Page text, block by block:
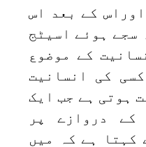
کے بعد اس
سجے ہوئے اسیٹج
کے موضوع
کی انسانیت
ہوتی ہے جب ایک
دروازے پر
کہتا ہے کہ میں